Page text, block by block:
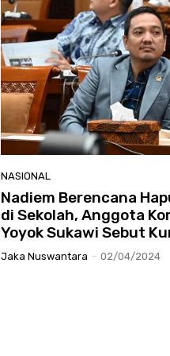
NASIONAL
Nadiem Berencana
di Sekolah, Anggota
Yoyok Sukawi Sebut
Jaka Nuswantara - 02/04/2024